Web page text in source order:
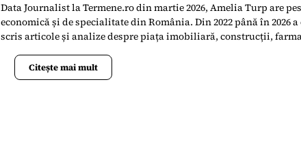
Data Journalist la Termene.ro din martie 2026, Amelia Turp are
economică și de specialitate din România. Din 2022 până în 2026
scris articole și analize despre piața imobiliară, construcții,
confecții, unde a coordonat conținut editorial despre evoluțiile
târguri internaționale și interviuri cu lideri din industrie. Cariera
Citește mai mult